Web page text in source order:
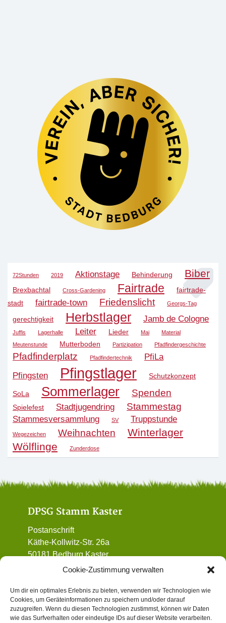
Cookie-Zustimmung verwalten
Um dir ein optimales Erlebnis zu bieten, verwenden wir Technologien wie
Cookies, um Geräteinformationen zu speichern und/oder darauf
zuzugreifen. Wenn du diesen Technologien zustimmst, können wir Daten
wie das Surfverhalten oder eindeutige IDs auf dieser Website verarbeiten.
72Stunden 2019 Aktionstage Behinderung Biber
Brexbachtal Cross-Gardening Fairtrade
fairtrade-
stadt
fairtrade-town Friedenslicht Georgs-Tag
gerechtigkeit Herbstlager Jamb de Cologne
Juffis Lagerhalle Leiter Lieder Mai
Material
Meutenstunde
Mutterboden Partizipation Pfadfindergeschichte
Pfadfinderplatz Pfadfindertechnik
PfiLa
Pfingsten
Pfingstlager Schutzkonzept
SoLa Sommerlager Spenden
Spielefest Stadtjugendring Stammestag
Stammesversammlung SV Truppstunde
Wegezeichen Weihnachten
Winterlager
Wölflinge
Zunderdose
DPSG Stamm Kaster
Postanschrift
Käthe-Kollwitz-Str. 26a
50181 Bedburg Kaster
01 72 / 90 32 962
Informatives